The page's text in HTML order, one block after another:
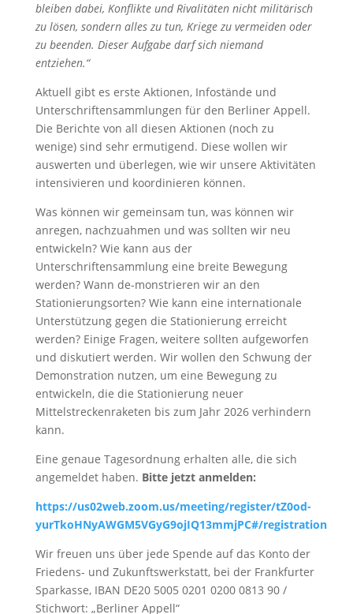
bleiben dabei, Konflikte und Rivalitäten nicht militärisch
zu lösen, sondern alles zu tun, Kriege zu vermeiden oder
zu beenden. Dieser Aufgabe darf sich niemand
entziehen.“
Aktuell gibt es erste Aktionen, Infostände und
Unterschriftensammlungen für den Berliner Appell.
Die Berichte von all diesen Aktionen (noch zu
wenige) sind sehr ermutigend. Diese wollen wir
auswerten und überlegen, wie wir unsere Aktivitäten
intensivieren und koordinieren können.
Was können wir gemeinsam tun, was können wir
anregen, nachzuahmen und was sollten wir neu
entwickeln? Wie kann aus der
Unterschriftensammlung eine breite Bewegung
werden? Wann de-monstrieren wir an den
Stationierungsorten? Wie kann eine internationale
Unterstützung gegen die Stationierung erreicht
werden? Einige Fragen, weitere sollten aufgeworfen
und diskutiert werden. Wir wollen den Schwung der
Demonstration nutzen, um eine Bewegung zu
entwickeln, die die Stationierung neuer
Mittelstreckenraketen bis zum Jahr 2026 verhindern
kann.
Eine genaue Tagesordnung erhalten alle, die sich
angemeldet haben. Bitte jetzt anmelden:
https://us02web.zoom.us/meeting/register/tZ0od-
yurTkoHNyAWGM5VGyG9ojIQ13mmjPC#/registration
Wir freuen uns über jede Spende auf das Konto der
Friedens- und Zukunftswerkstatt, bei der Frankfurter
Sparkasse, IBAN DE20 5005 0201 0200 0813 90 /
Stichwort: „Berliner Appell“